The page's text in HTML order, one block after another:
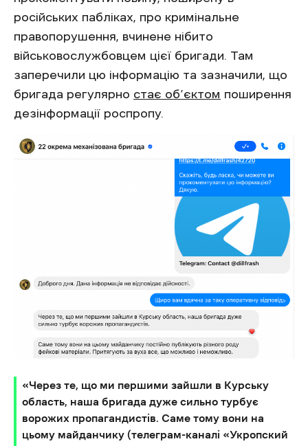
російських пабліках, про кримінальне
правопорушення, вчинене нібито
військовослужбовцем цієї бригади. Там
заперечили цю інформацію та зазначили, що
бригада регулярно стає об’єктом поширення
дезінформації роспропу.
«Через те, що ми першими зайшли в Курську
область, наша бригада дуже сильно турбує
ворожих пропагандистів. Саме тому вони на
цьому майданчику (телеграм-каналі «Укропский